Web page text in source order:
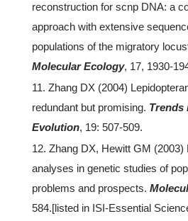
reconstruction for scnp DNA: a
approach with extensive
populations of the migratory
Molecular Ecology, 17, 1930-
11. Zhang DX (2004)
redundant but promising. Trends
Evolution, 19: 507-509.
12. Zhang DX, Hewitt GM (2003)
analyses in genetic studies of
problems and prospects.
584.[listed in ISI-Essential